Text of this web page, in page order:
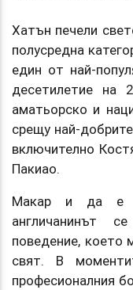
Хатън печели
полусредна
един от най-
десетилетие на
аматьорско и
срещу най-
включително
Пакиао.
Макар и да е
англичанинът
поведение, което
свят. В
професионалния